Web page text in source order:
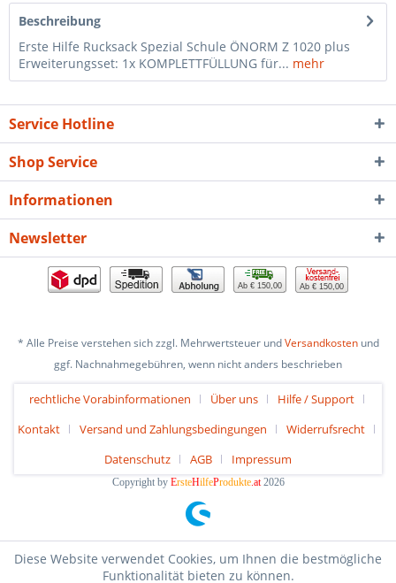
Beschreibung
Erste Hilfe Rucksack Spezial Schule ÖNORM Z 1020 plus
Erweiterungsset: 1x KOMPLETTFÜLLUNG für... mehr
Service Hotline
Shop Service
Informationen
Newsletter
Ab € 150,00 Ab € 150,00
* Alle Preise verstehen sich zzgl. Mehrwertsteuer undVersandkostenund
ggf. Nachnahmegebühren, wenn nicht anders beschrieben
rechtliche Vorabinformationen Über uns
Hilfe / Support
Kontakt
Versand und Zahlungsbedingungen
Widerrufsrecht
Datenschutz
AGB Impressum
Copyright by ErsteHilfeProdukte.at2026
Diese Website verwendet Cookies, um Ihnen die bestmögliche
Funktionalität bieten zu können.